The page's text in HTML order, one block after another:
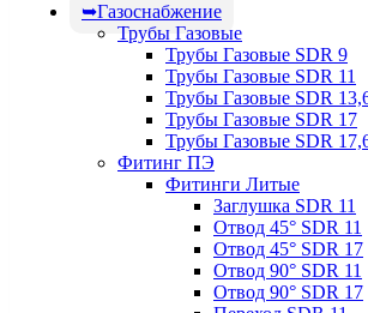
Газоснабжение
Трубы Газовые
Трубы Газовые SDR 9
Трубы Газовые SDR 11
Трубы Газовые SDR
Трубы Газовые SDR 17
Трубы Газовые SDR
Фитинг ПЭ
Фитинги Литые
Заглушка SDR 11
Отвод 45° SDR 11
Отвод 45° SDR 17
Отвод 90° SDR 11
Отвод 90° SDR 17